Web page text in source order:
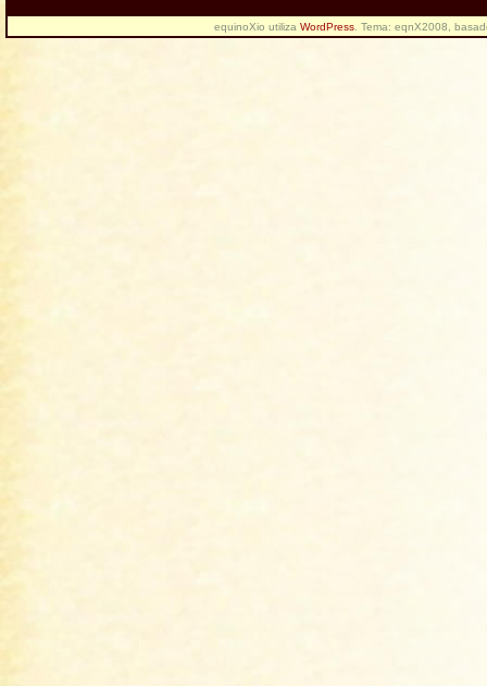
equinoXio utiliza WordPress. Tema: eqnX2008,